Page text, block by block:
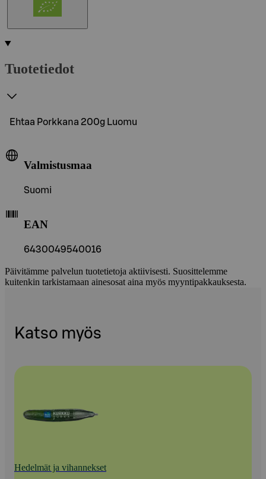
Tuotetiedot
Ehtaa Porkkana 200g Luomu
Valmistusmaa
Suomi
EAN
6430049540016
Päivitämme palvelun tuotetietoja aktiivisesti. Suosittelemme
kuitenkin tarkistamaan ainesosat aina myös myyntipakkauksesta.
Katso myös
Hedelmät ja vihannekset